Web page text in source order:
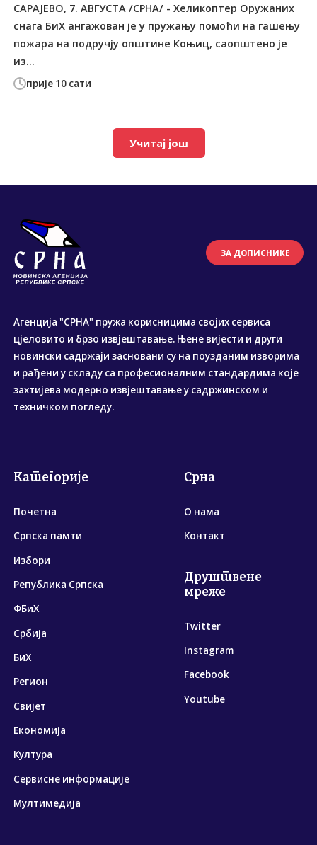
прије 10 сати
САРАЈЕВО, 7. АВГУСТА /СРНА/ - Хеликоптер Оружаних
снага БиХ ангажован је у пружању помоћи на гашењу
пожара на подручју општине Коњиц, саопштено је
из...
Учитај још
ЗА ДОПИСНИКЕ
Агенција "СРНА" пружа корисницима својих сервиса
цјеловито и брзо извјештавање. Њене вијести и други
новински садржаји засновани су на поузданим изворима
и рађени у складу са професионалним стандардима које
захтијева модерно извјештавање у садржинском и
техничком погледу.
Категорије
Почетна
Српска памти
Избори
Република Српска
ФБиХ
Србија
БиХ
Регион
Свијет
Економија
Култура
Сервисне информације
Мултимедија
Срна
О нама
Контакт
Друштвене
мреже
Twitter
Instagram
Facebook
Youtube